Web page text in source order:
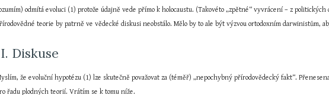
odmítá evoluci (1) protože údajně vede přímo k holocaustu. (Takovéto „zpětné“ vyvrácení – z
teorie by patrně ve vědecké diskusi neobstálo. Mělo by to ale být výzvou ortodoxním darwinistům,
Diskuse
že evoluční hypotézu (1) lze skutečně považovat za (téměř) „nepochybný přírodovědecký fakt“.
řadu plodných teorií. Vrátím se k tomu níže.